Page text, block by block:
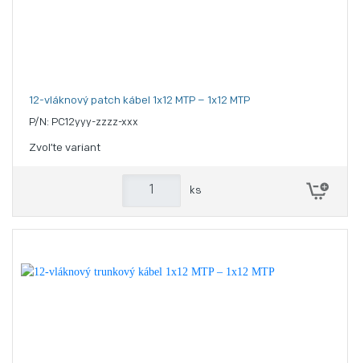
12-vláknový patch kábel 1x12 MTP – 1x12 MTP
P/N: PC12yyy-zzzz-xxx
Zvoľte variant
ks